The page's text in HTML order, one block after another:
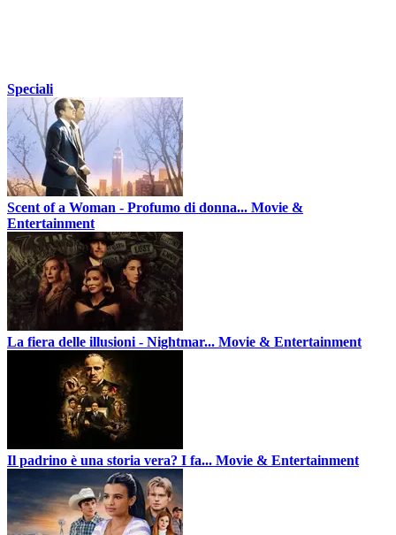
Speciali
Scent of a Woman - Profumo di donna... Movie &
Entertainment
La fiera delle illusioni - Nightmar... Movie & Entertainment
Il padrino è una storia vera? I fa... Movie & Entertainment